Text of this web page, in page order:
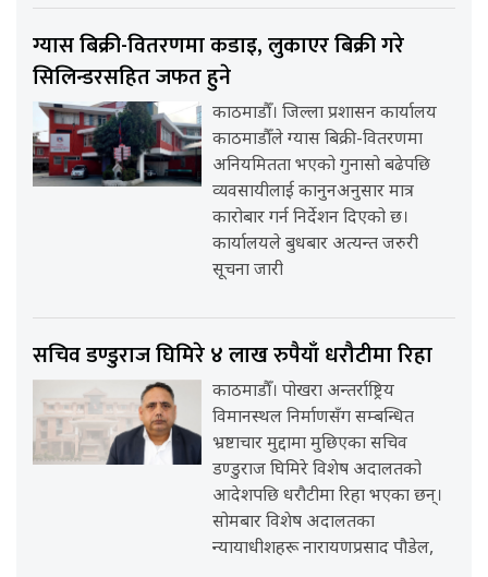
ग्यास बिक्री-वितरणमा कडाइ, लुकाएर बिक्री गरे
सिलिन्डरसहित जफत हुने
काठमाडौँ। जिल्ला प्रशासन कार्यालय
काठमाडौँले ग्यास बिक्री-वितरणमा
अनियमितता भएको गुनासो बढेपछि
व्यवसायीलाई कानुनअनुसार मात्र
कारोबार गर्न निर्देशन दिएको छ।
कार्यालयले बुधबार अत्यन्त जरुरी
सूचना जारी
सचिव डण्डुराज घिमिरे ४ लाख रुपैयाँ धरौटीमा रिहा
काठमाडौँ। पोखरा अन्तर्राष्ट्रिय
विमानस्थल निर्माणसँग सम्बन्धित
भ्रष्टाचार मुद्दामा मुछिएका सचिव
डण्डुराज घिमिरे विशेष अदालतको
आदेशपछि धरौटीमा रिहा भएका छन्।
सोमबार विशेष अदालतका
न्यायाधीशहरू नारायणप्रसाद पौडेल,